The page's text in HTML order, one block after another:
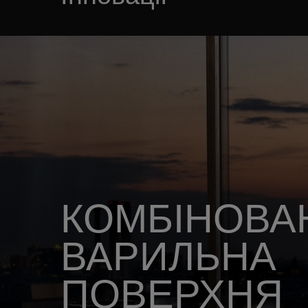
ВАРИЛЬНА
ПОВЕРХНЯ